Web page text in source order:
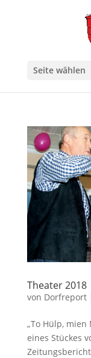
Seite wählen
Theater 2018
von Dorfreport
„To Hülp,
eines Stückes